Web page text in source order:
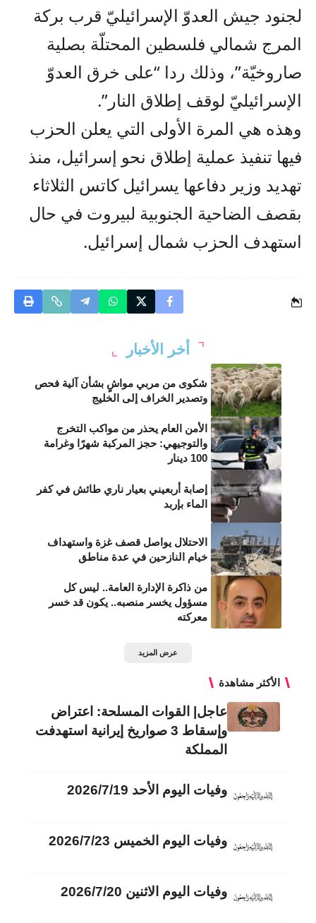
لجنود جيش العدوّ الإسرائيليّ قرب بركة
المرج شمالي فلسطين المحتلّة بصلية
صاروخيّة”، وذلك ردا “على خرق العدوّ
الإسرائيليّ لوقف إطلاق النار”.
وهذه هي المرة الأولى التي يعلن الحزب
فيها تنفيذ عملية إطلاق نحو إسرائيل، منذ
تهديد وزير دفاعها يسرائيل كاتس الثلاثاء
بقصف الضاحية الجنوبية لبيروت في حال
استهدف الحزب شمال إسرائيل.
أخر الأخبار
شكوى من مربي مواشٍ بشأن آلية فحص
وتصدير الخراف إلى الخليج
الأمن العام يحذر من مواكب التخرج
والتوجيهي: حجز المركبة شهرًا وغرامة
100 دينار
إصابة أربعيني بعيار ناري طائش في كفر
الماء بإربد
الاحتلال يواصل قصف غزة واستهداف
خيام النازحين في عدة مناطق
من ذاكرة الإدارة العامة.. ليس كل
مسؤول يخسر منصبه.. يكون قد خسر
معركته
عرض المزيد
الأكثر مشاهدة
عاجل| القوات المسلحة: اعتراض
وإسقاط 3 صواريخ إيرانية استهدفت
المملكة
وفيات اليوم الأحد 2026/7/19
وفيات اليوم الخميس 2026/7/23
وفيات اليوم الاثنين 2026/7/20